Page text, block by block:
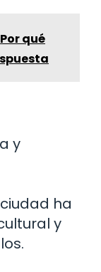
qué
y
ha
y